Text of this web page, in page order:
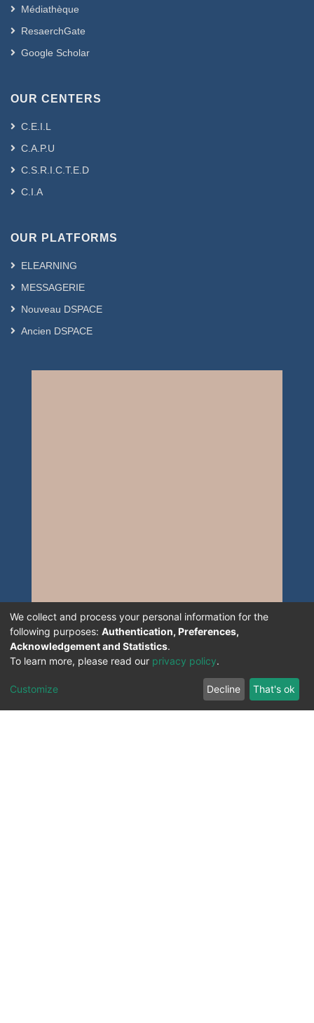
Médiathèque
ResaerchGate
Google Scholar
OUR CENTERS
C.E.I.L
C.A.P.U
C.S.R.I.C.T.E.D
C.I.A
OUR PLATFORMS
ELEARNING
MESSAGERIE
Nouveau DSPACE
Ancien DSPACE
We collect and process your personal information for the
following purposes: Authentication, Preferences,
Acknowledgement and Statistics.
To learn more, please read our privacy policy.
Customize Decline That's ok